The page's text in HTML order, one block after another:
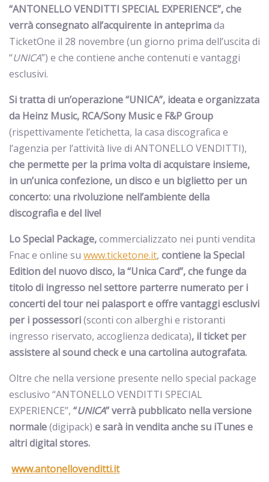
“ANTONELLO VENDITTI SPECIAL EXPERIENCE”, che
verrà consegnato all’acquirente in anteprimada
TicketOne il 28 novembre (un giorno prima dell’uscita di
“UNICA”) e che contiene anche contenuti e vantaggi
esclusivi.
Si tratta di un’operazione “UNICA”, ideata e organizzata
da Heinz Music, RCA/Sony Music e F&P Group
(rispettivamente l’etichetta, la casa discografica e
l’agenzia per l’attività live di ANTONELLO VENDITTI),
che permette per la prima volta di acquistare insieme,
in un’unica confezione, un disco e un biglietto per un
concerto: una rivoluzione nell’ambiente della
discografia e del live!
Lo Special Package,commercializzato nei punti vendita
Fnac e online su www.ticketone.it, contiene la Special
Edition del nuovo disco, la “Unica Card”, che funge da
titolo di ingresso nel settore parterre numerato per i
concerti del tour nei palasport e offre vantaggi esclusivi
per i possessori(sconti con alberghi e ristoranti
ingresso riservato, accoglienza dedicata), il ticket per
assistere al sound check e una cartolina autografata.
Oltre che nella versione presente nello special package
esclusivo “ANTONELLO VENDITTI SPECIAL
EXPERIENCE”, “UNICA”verrà pubblicato nella versione
normale(digipack) e sarà in vendita anche su iTunes e
altri digital stores.
www.antonellovenditti.it